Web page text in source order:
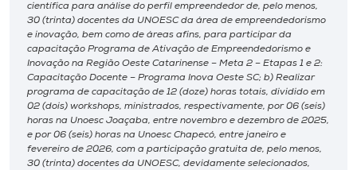
científica para análise do perfil empreendedor de, pelo menos,
30 (trinta) docentes da UNOESC da área de empreendedorismo
e inovação, bem como de áreas afins, para participar da
capacitação Programa de Ativação de Empreendedorismo e
Inovação na Região Oeste Catarinense – Meta 2 – Etapas 1 e 2:
Capacitação Docente – Programa Inova Oeste SC; b) Realizar
programa de capacitação de 12 (doze) horas totais, dividido em
02 (dois) workshops, ministrados, respectivamente, por 06 (seis)
horas na Unoesc Joaçaba, entre novembro e dezembro de 2025,
e por 06 (seis) horas na Unoesc Chapecó, entre janeiro e
fevereiro de 2026, com a participação gratuita de, pelo menos,
30 (trinta) docentes da UNOESC, devidamente selecionados,